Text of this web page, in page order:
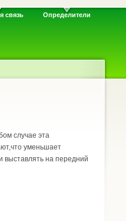
связь Определители
случае эта
уменьшает
выставлять на передний